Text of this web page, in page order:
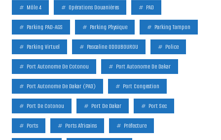
Môle 4 Opérations Douanières PAD
Parking PAD-AGS Parking Physique Parking Tampon
Parking Virtuel Pascaline ODOUBOUROU Police
Port Autonome De Cotonou Port Autonome De Dakar
Port Autonome De Dakar (PAD) Port Congestion
Port De Cotonou Port De Dakar Port Sec
Ports Ports Africains Préfecture